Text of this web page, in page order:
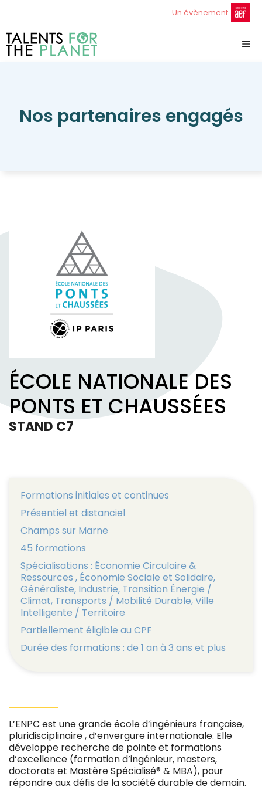
Un évènement
Nos partenaires engagés
ÉCOLE NATIONALE DES
PONTS ET CHAUSSÉES
STAND C7
Formations initiales et continues
Présentiel et distanciel
Champs sur Marne
45 formations
Spécialisations : Économie Circulaire &
Ressources , Économie Sociale et Solidaire,
Généraliste, Industrie, Transition Énergie /
Climat, Transports / Mobilité Durable, Ville
Intelligente / Territoire
Partiellement éligible au CPF
Durée des formations : de 1 an à 3 ans et plus
L’ENPC est une grande école d’ingénieurs française,
pluridisciplinaire , d’envergure internationale. Elle
développe recherche de pointe et formations
d’excellence (formation d’ingénieur, masters,
doctorats et Mastère Spécialisé® & MBA), pour
répondre aux défis de la société durable de demain.